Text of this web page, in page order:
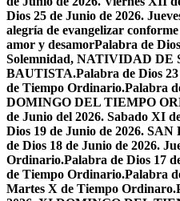
Dios 25 de Junio de 2026.
alegría de evangelizar
amor y desamorPalabra de
Solemnidad, NATIVIDAD DE
BAUTISTA.Palabra de Dios
de Tiempo Ordinario.Palabra
DOMINGO DEL TIEMPO
de Junio del 2026. Sabado XI
Dios 19 de Junio de 2026.
de Dios 18 de Junio de 2026.
Ordinario.Palabra de Dios 17
de Tiempo Ordinario.Palabra
Martes X de Tiempo Ordinaro.